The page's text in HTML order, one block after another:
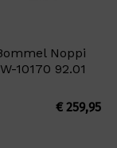
Noppi
10170 92.01
€259,95